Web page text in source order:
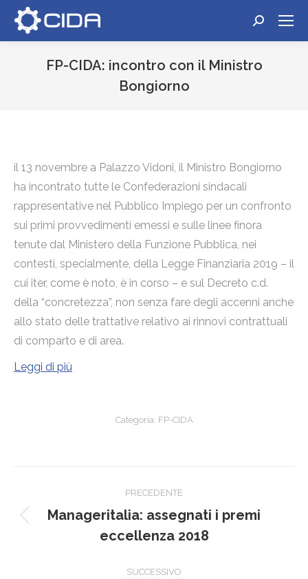
Cerca:
FP-CIDA: incontro con il Ministro
Bongiorno
il 13 novembre a Palazzo Vidoni, il Ministro Bongiorno
ha incontrato tutte le Confederazioni sindacali
rappresentative nel Pubblico Impiego per un confronto
sui primi provvedimenti emessi e sulle linee finora
tenute dal Ministero della Funzione Pubblica, nei
contesti, specialmente, della Legge Finanziaria 2019 – il
cui iter, come è noto, è in corso – e sul Decreto c.d.
della “concretezza”, non senza fare degli accenni anche
allo stato delle trattative relativo ai rinnovi contrattuali
di comparto e di area.
Leggi di più
Categoria: FP-CIDA
tra
PRECEDENTE
Post
precedente:
Manageritalia: assegnati i premi
eccellenza 2018
SUCCESSIVO